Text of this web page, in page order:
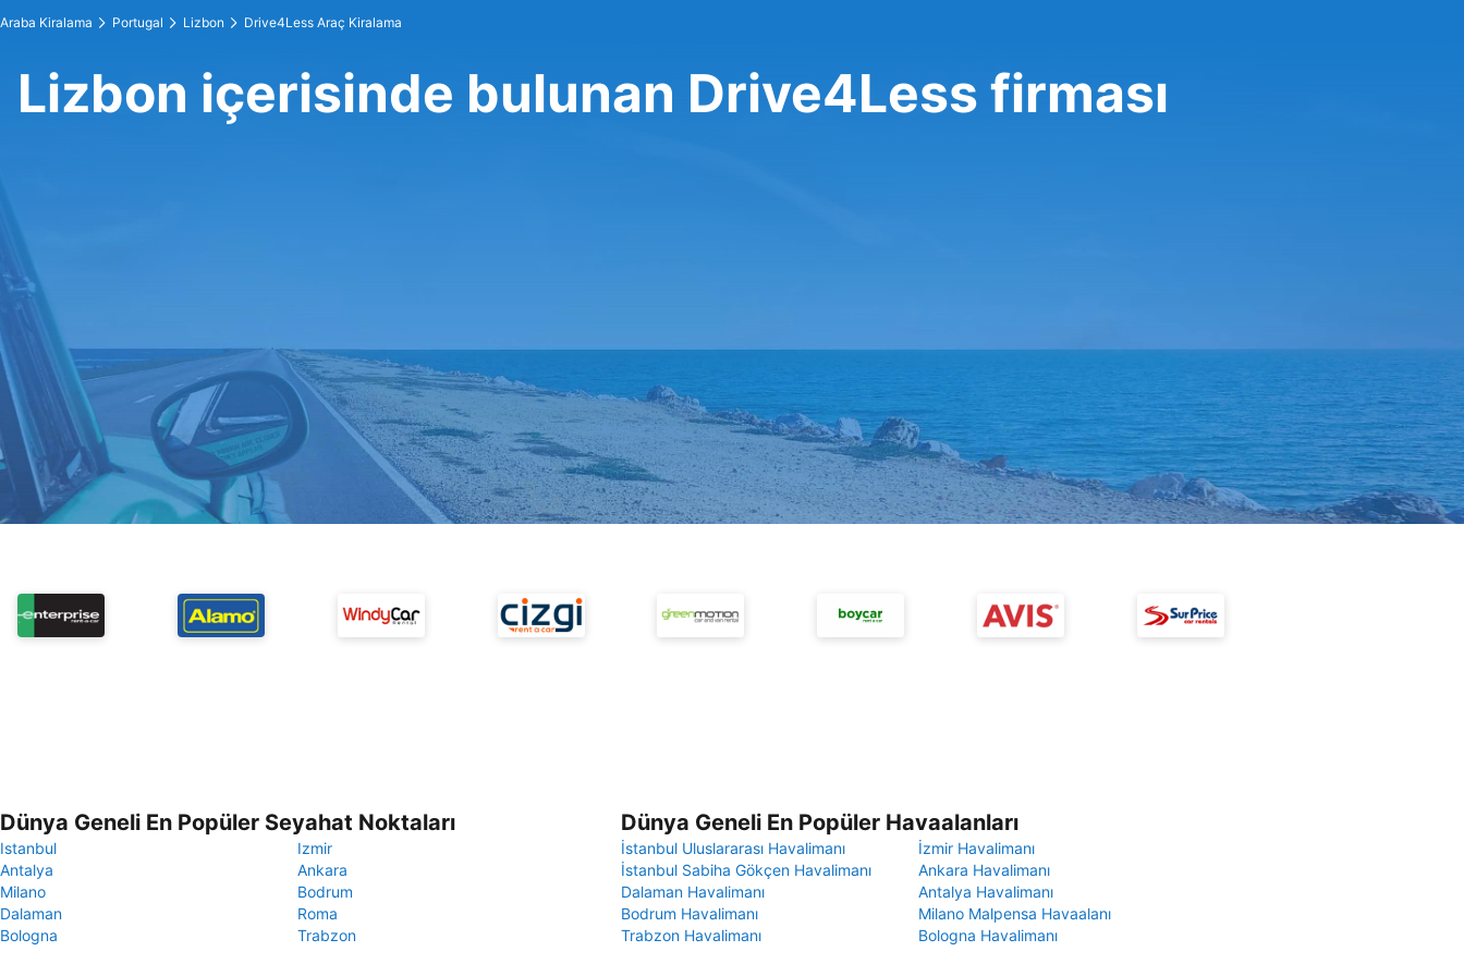
Araba Kiralama Portugal Lizbon Drive4Less Araç Kiralama
Lizbon içerisinde bulunan Drive4Less firması
Dünya Geneli En Popüler Seyahat Noktaları
Istanbul
Izmir
Antalya
Ankara
Milano
Bodrum
Dalaman
Roma
Bologna
Trabzon
Dünya Geneli En Popüler Havaalanları
İstanbul Uluslararası Havalimanı
İzmir Havalimanı
İstanbul Sabiha Gökçen Havalimanı
Ankara Havalimanı
Dalaman Havalimanı
Antalya Havalimanı
Bodrum Havalimanı
Milano Malpensa Havaalanı
Trabzon Havalimanı
Bologna Havalimanı